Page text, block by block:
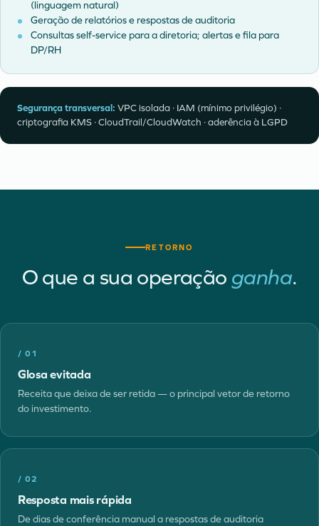
(linguagem natural)
Geração de relatórios e respostas de auditoria
Consultas self-service para a diretoria; alertas e fila para
DP/RH
Segurança transversal: VPC isolada · IAM (mínimo privilégio) ·
criptografia KMS · CloudTrail/CloudWatch · aderência à LGPD
RETORNO
O que a sua operação ganha.
/ 01
Glosa evitada
Receita que deixa de ser retida — o principal vetor de retorno
do investimento.
/ 02
Resposta mais rápida
De dias de conferência manual a respostas de auditoria